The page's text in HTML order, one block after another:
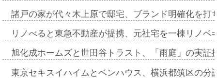
諸戸の家が代々木上原で邸宅、ブランド明確化を
リノべると東急不動産が提携、元社宅を一棟リノ
旭化成ホームズと世田谷トラスト、「雨庭」の実
東京セキスイハイムとベンハウス、横浜都筑区の